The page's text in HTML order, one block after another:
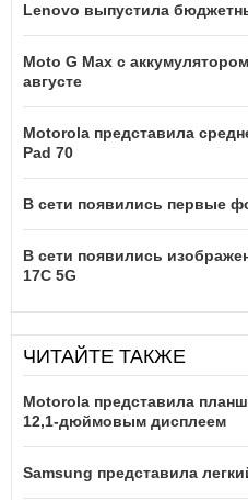
Lenovo выпустила
Moto G Max с
августе
Motorola представила
Pad 70
В сети появились первые
В сети появились
17C 5G
ЧИТАЙТЕ ТАКЖЕ
Motorola представила
12,1-дюймовым дисплеем
Samsung представила